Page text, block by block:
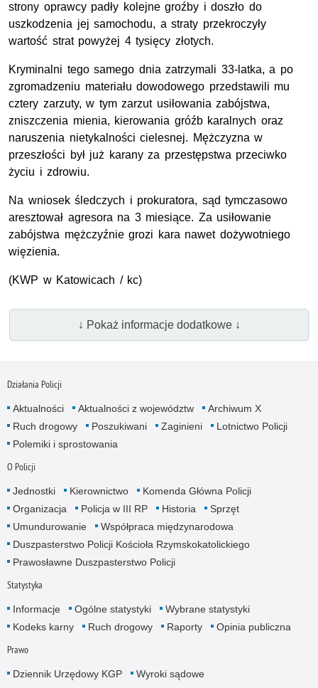
strony oprawcy padły kolejne groźby i doszło do
uszkodzenia jej samochodu, a straty przekroczyły
wartość strat powyżej 4 tysięcy złotych.
Kryminalni tego samego dnia zatrzymali 33-latka, a po
zgromadzeniu materiału dowodowego przedstawili mu
cztery zarzuty, w tym zarzut usiłowania zabójstwa,
zniszczenia mienia, kierowania gróźb karalnych oraz
naruszenia nietykalności cielesnej. Mężczyzna w
przeszłości był już karany za przestępstwa przeciwko
życiu i zdrowiu.
Na wniosek śledczych i prokuratora, sąd tymczasowo
aresztował agresora na 3 miesiące. Za usiłowanie
zabójstwa mężczyźnie grozi kara nawet dożywotniego
więzienia.
(KWP w Katowicach / kc)
↓ Pokaż informacje dodatkowe ↓
Działania Policji
Aktualności Aktualności z województw
Archiwum X
Ruch drogowy
Poszukiwani Zaginieni
Lotnictwo Policji
Polemiki i sprostowania
O Policji
Jednostki Kierownictwo
Komenda Główna Policji
Organizacja
Policja w III RP Historia
Sprzęt
Umundurowanie
Współpraca międzynarodowa
Duszpasterstwo Policji Kościoła Rzymskokatolickiego
Prawosławne Duszpasterstwo Policji
Statystyka
Informacje Ogólne statystyki
Wybrane statystyki
Kodeks karny
Ruch drogowy Raporty Opinia publiczna
Prawo
Dziennik Urzędowy KGP Wyroki sądowe